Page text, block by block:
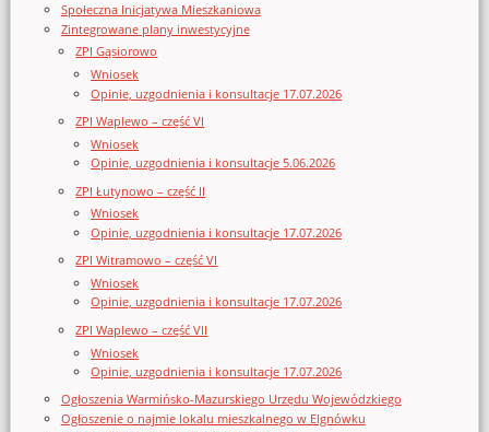
Społeczna Inicjatywa Mieszkaniowa
Zintegrowane plany inwestycyjne
ZPI Gąsiorowo
Wniosek
Opinie, uzgodnienia i konsultacje 17.07.2026
ZPI Waplewo – część VI
Wniosek
Opinie, uzgodnienia i konsultacje 5.06.2026
ZPI Łutynowo – część II
Wniosek
Opinie, uzgodnienia i konsultacje 17.07.2026
ZPI Witramowo – część VI
Wniosek
Opinie, uzgodnienia i konsultacje 17.07.2026
ZPI Waplewo – część VII
Wniosek
Opinie, uzgodnienia i konsultacje 17.07.2026
Ogłoszenia Warmińsko-Mazurskiego Urzędu Wojewódzkiego
Ogłoszenie o najmie lokalu mieszkalnego w Elgnówku